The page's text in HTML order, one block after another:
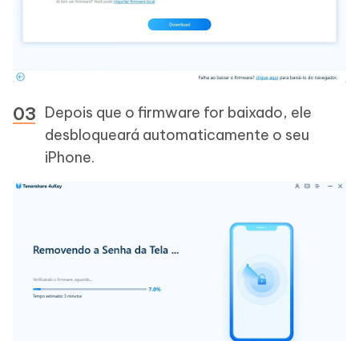
Depois que o firmware for baixado, ele
desbloqueará automaticamente o seu
iPhone.